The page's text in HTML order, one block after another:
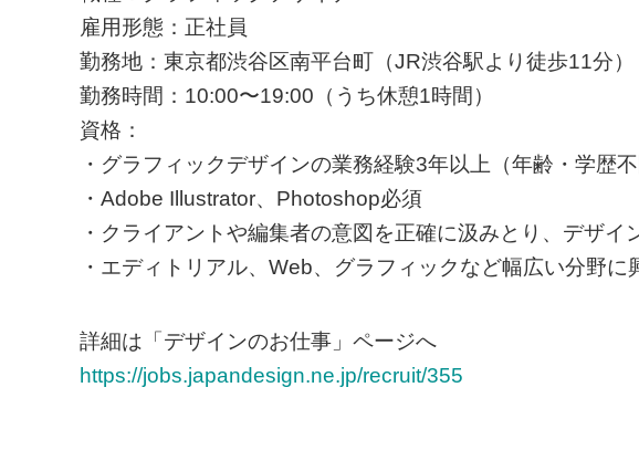
雇用形態：正社員
勤務地：東京都渋谷区南平台町（JR渋谷駅より徒歩11分）
勤務時間：10:00〜19:00（うち休憩1時間）
資格：
・グラフィックデザインの業務経験3年以上（年齢・学歴不
・Adobe Illustrator、Photoshop必須
・クライアントや編集者の意図を正確に汲みとり、デザイ
・エディトリアル、Web、グラフィックなど幅広い分野に
詳細は「デザインのお仕事」ページへ
https://jobs.japandesign.ne.jp/recruit/355